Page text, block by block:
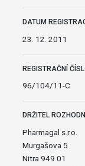
DATUM
23. 12. 2011
REGISTRAČNÍ
96/104/11-C
DRŽITEL
Pharmagal s.r.o.
Murgašova 5
Nitra 949 01